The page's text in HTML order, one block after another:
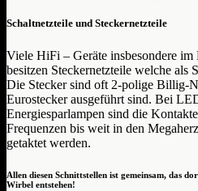
Schaltnetzteile und Steckernetzteile
Viele HiFi – Geräte insbesondere
besitzen Steckernetzteile welche als
Die Stecker sind oft 2-polige Billig-
Eurostecker ausgeführt sind. Bei
Energiesparlampen sind die
Frequenzen bis weit in den
getaktet werden.
Allen diesen Schnittstellen ist gemeinsam, das
Wirbel entstehen!